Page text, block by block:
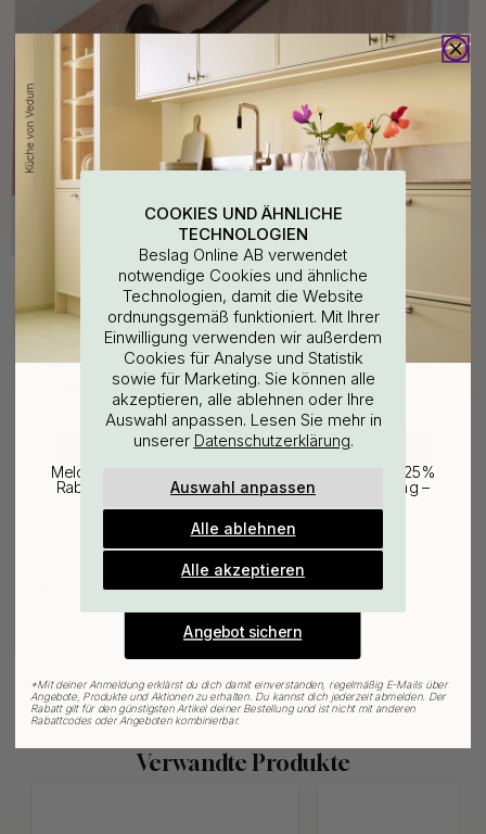
Kaufen Sie zusammen mit
127
Möbelgriffe & Möbelknöpfe
Verwandte Produkte
COOKIES UND ÄHNLICHE
TECHNOLOGIEN
Beslag Online AB verwendet
notwendige Cookies und ähnliche
Technologien, damit die Website
ordnungsgemäß funktioniert. Mit Ihrer
Einwilligung verwenden wir außerdem
Cookies für Analyse und Statistik
sowie für Marketing. Sie können alle
akzeptieren, alle ablehnen oder Ihre
Auswahl anpassen. Lesen Sie mehr in
unserer Datenschutzerklärung.
Auswahl anpassen
Alle ablehnen
Alle akzeptieren
WOULD YOU RATHER VISIT?
EU
CHANGE COUNTRY
25% Rabatt auf deinen
günstigsten Artikel
Melde dich für unseren Newsletter an und erhalte 25%
Rabatt auf den günstigsten Artikel deiner Bestellung –
plus Inspiration und exklusive Angebote.
Gültig bis zum 31. August
Angebot sichern
*Mit deiner Anmeldung erklärst du dich damit einverstanden, regelmäßig E-Mails über
Angebote, Produkte und Aktionen zu erhalten. Du kannst dich jederzeit abmelden. Der
Rabatt gilt für den günstigsten Artikel deiner Bestellung und ist nicht mit anderen
Rabattcodes oder Angeboten kombinierbar.